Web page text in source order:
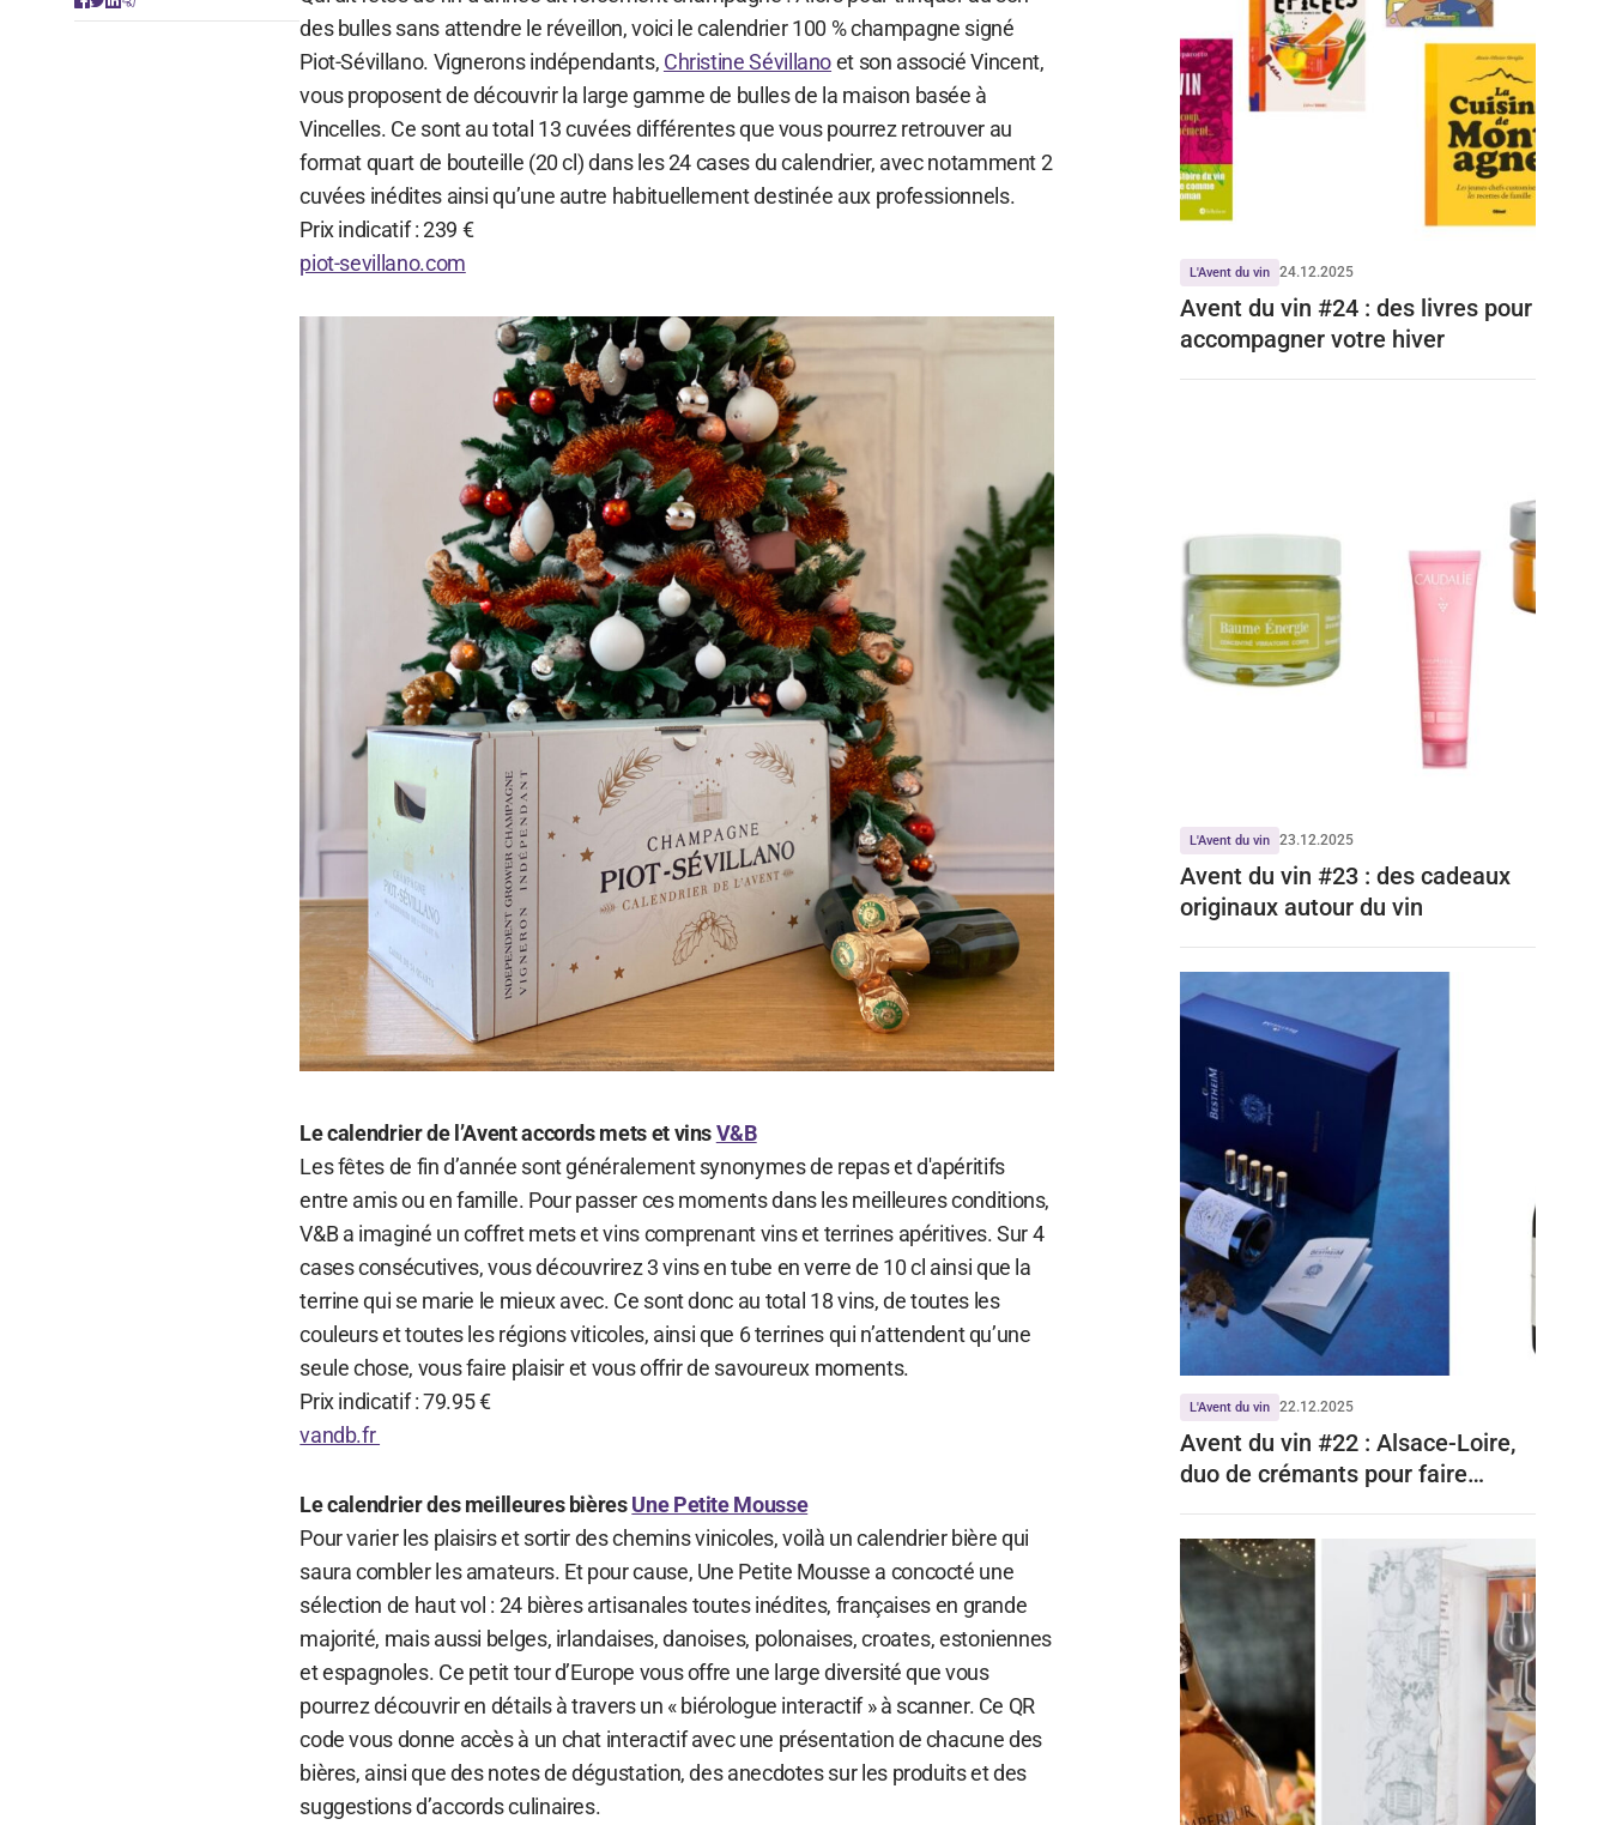
des bulles sans attendre le réveillon, voici le calendrier 100 % champagne signé
Piot-Sévillano. Vignerons indépendants, Christine Sévillanoet son associé Vincent,
vous proposent de découvrir la large gamme de bulles de la maison basée à
Vincelles. Ce sont au total 13 cuvées différentes que vous pourrez retrouver au
format quart de bouteille (20 cl) dans les 24 cases du calendrier, avec notamment 2
cuvées inédites ainsi qu’une autre habituellement destinée aux professionnels.
Prix indicatif : 239 €
piot-sevillano.com
Le calendrier de l’Avent accords mets et vinsV&B
Les fêtes de fin d’année sont généralement synonymes de repas et d'apéritifs
entre amis ou en famille. Pour passer ces moments dans les meilleures conditions,
V&B a imaginé un coffret mets et vins comprenant vins et terrines apéritives. Sur 4
cases consécutives, vous découvrirez 3 vins en tube en verre de 10 cl ainsi que la
terrine qui se marie le mieux avec. Ce sont donc au total 18 vins, de toutes les
couleurs et toutes les régions viticoles, ainsi que 6 terrines qui n’attendent qu’une
seule chose, vous faire plaisir et vous offrir de savoureux moments.
Prix indicatif : 79.95 €
vandb.fr
Le calendrier des meilleures bièresUne Petite Mousse
Pour varier les plaisirs et sortir des chemins vinicoles, voilà un calendrier bière qui
saura combler les amateurs. Et pour cause, Une Petite Mousse a concocté une
sélection de haut vol : 24 bières artisanales toutes inédites, françaises en grande
majorité, mais aussi belges, irlandaises, danoises, polonaises, croates, estoniennes
et espagnoles. Ce petit tour d’Europe vous offre une large diversité que vous
pourrez découvrir en détails à travers un « biérologue interactif » à scanner. Ce QR
code vous donne accès à un chat interactif avec une présentation de chacune des
bières, ainsi que des notes de dégustation, des anecdotes sur les produits et des
suggestions d’accords culinaires.
L'Avent du vin 24.12.2025
Avent du vin #24 : des livres pour
accompagner votre hiver
L'Avent du vin 23.12.2025
Avent du vin #23 : des cadeaux
originaux autour du vin
L'Avent du vin 22.12.2025
Avent du vin #22 : Alsace-Loire,
duo de crémants pour faire